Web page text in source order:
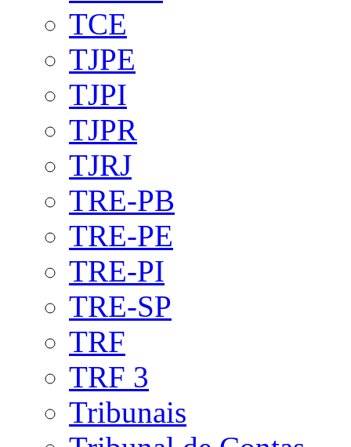
TCE
TJPE
TJPI
TJPR
TJRJ
TRE-PB
TRE-PE
TRE-PI
TRE-SP
TRF
TRF 3
Tribunais